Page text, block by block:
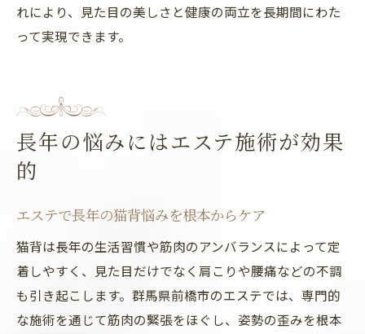
れにより、見た目の美しさと健康の両立を長期間にわた
って実現できます。
長年の悩みにはエステ施術が効果
的
エステで長年の猫背悩みを根本からケア
猫背は長年の生活習慣や筋肉のアンバランスによって定
着しやすく、見た目だけでなく肩こりや腰痛などの不調
も引き起こします。群馬県前橋市のエステでは、専門的
な施術を通じて筋肉の緊張をほぐし、姿勢の歪みを根本